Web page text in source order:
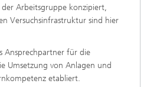
Arbeitsgruppe konzipiert,
Versuchsinfrastruktur sind hier
Ansprechpartner für die
Umsetzung von Anlagen und
etabliert.